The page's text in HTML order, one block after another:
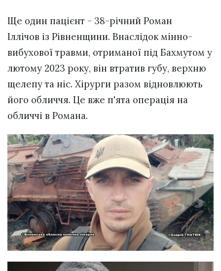
Ще один пацієнт - 38-річний Роман
Іллічов із Рівненщини. Внаслідок мінно-
вибухової травми, отриманої під Бахмутом у
лютому 2023 року, він втратив губу, верхню
щелепу та ніс. Хірурги разом відновлюють
його обличчя. Це вже п'ята операція на
обличчі в Романа.